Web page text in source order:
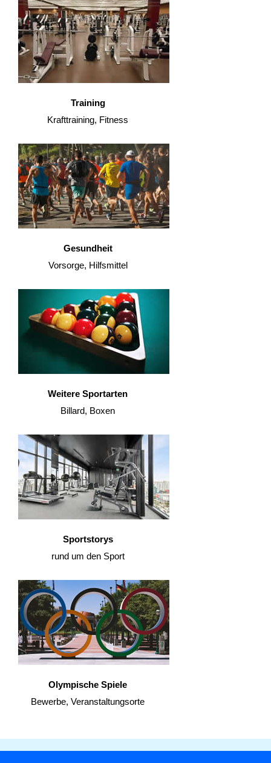
Training
Krafttraining, Fitness
Gesundheit
Vorsorge, Hilfsmittel
Weitere Sportarten
Billard, Boxen
Sportstorys
rund um den Sport
Olympische Spiele
Bewerbe, Veranstaltungsorte